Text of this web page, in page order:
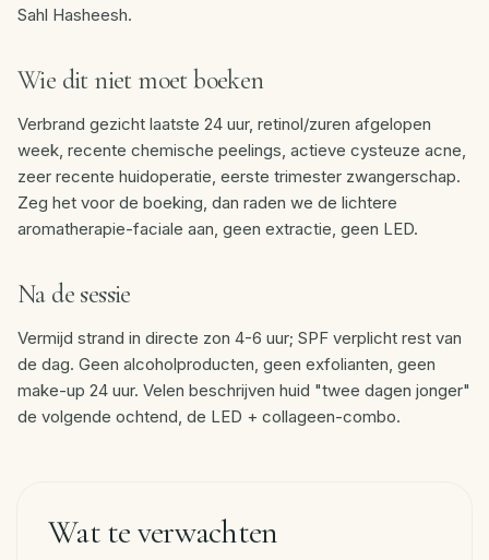
Sahl Hasheesh.
Wie dit niet moet boeken
Verbrand gezicht laatste 24 uur, retinol/zuren afgelopen
week, recente chemische peelings, actieve cysteuze acne,
zeer recente huidoperatie, eerste trimester zwangerschap.
Zeg het voor de boeking, dan raden we de lichtere
aromatherapie-faciale aan, geen extractie, geen LED.
Na de sessie
Vermijd strand in directe zon 4-6 uur; SPF verplicht rest van
de dag. Geen alcoholproducten, geen exfolianten, geen
make-up 24 uur. Velen beschrijven huid "twee dagen jonger"
de volgende ochtend, de LED + collageen-combo.
Wat te verwachten